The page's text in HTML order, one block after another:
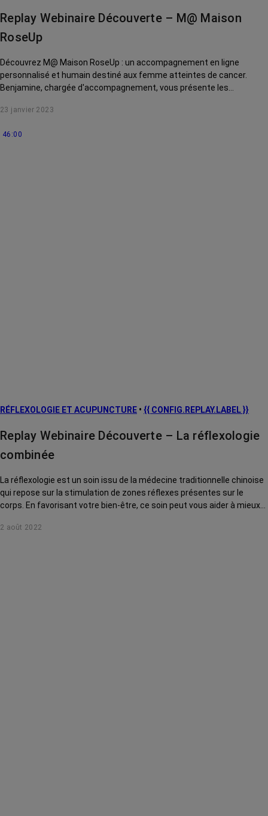
Replay Webinaire Découverte – M@ Maison
RoseUp
Découvrez M@ Maison RoseUp : un accompagnement en ligne
personnalisé et humain destiné aux femme atteintes de cancer.
Benjamine, chargée d'accompagnement, vous présente les
socio-esthétique, réflexologie, kinésithérapie et bien d'autres !
23 janvier 2023
46:00
RÉFLEXOLOGIE ET ACUPUNCTURE • {{ CONFIG.REPLAY.LABEL }}
Replay Webinaire Découverte – La réflexologie
combinée
La réflexologie est un soin issu de la médecine traditionnelle chinoise
qui repose sur la stimulation de zones réflexes présentes sur le
corps. En favorisant votre bien-être, ce soin peut vous aider à mieux
Maxime Bansard réflexologue, vous montrera sur quels points
2 août 2022